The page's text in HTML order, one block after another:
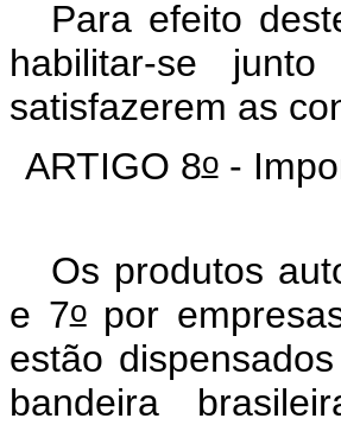
Para efeito
habilitar-se
satisfazerem as
ARTIGO 8o-
Os produtos
e 7opor
estão
bandeira